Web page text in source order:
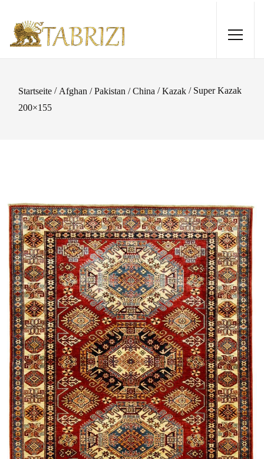
Startseite / Afghan / Pakistan / China /Kazak / Super Kazak
200×155
430,00€ + HINZUFÜGEN